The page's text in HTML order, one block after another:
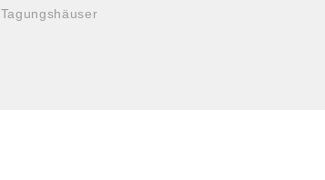
Tagungshäuser